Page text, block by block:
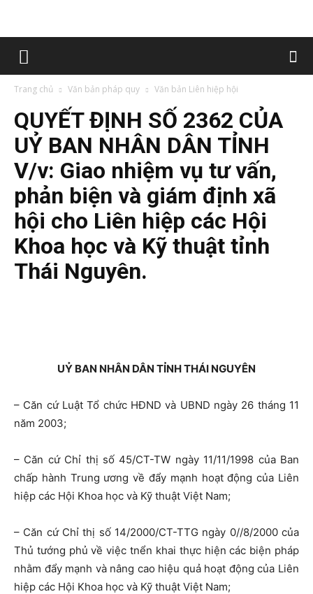
Trang chủ Văn bản pháp quy Văn bản Liên hiệp hội
QUYẾT ĐỊNH SỐ 2362 CỦA
UỶ BAN NHÂN DÂN TỈNH
V/v: Giao nhiệm vụ tư vấn,
phản biện và giám định xã
hội cho Liên hiệp các Hội
Khoa học và Kỹ thuật tỉnh
Thái Nguyên.
UỶ BAN NHÂN DÂN TỈNH THÁI NGUYÊN
– Căn cứ Luật Tổ chức HĐND và UBND ngày 26 tháng 11
năm 2003;
– Căn cứ Chỉ thị số 45/CT-TW ngày 11/11/1998 của Ban
chấp hành Trung ương về đẩy mạnh hoạt động của Liên
hiệp các Hội Khoa học và Kỹ thuật Việt Nam;
– Căn cứ Chỉ thị số 14/2000/CT-TTG ngày 0//8/2000 của
Thủ tướng phủ về việc tnển khai thực hiện các biện pháp
nhằm đẩy mạnh và nâng cao hiệu quả hoạt động của Liên
hiệp các Hội Khoa học và Kỹ thuật Việt Nam;